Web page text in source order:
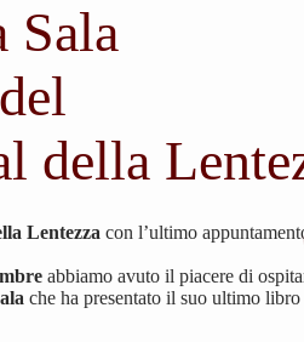
Sala
della
Lentezza con l’ultimo
abbiamo avuto il piacere di
che ha presentato il suo ultimo